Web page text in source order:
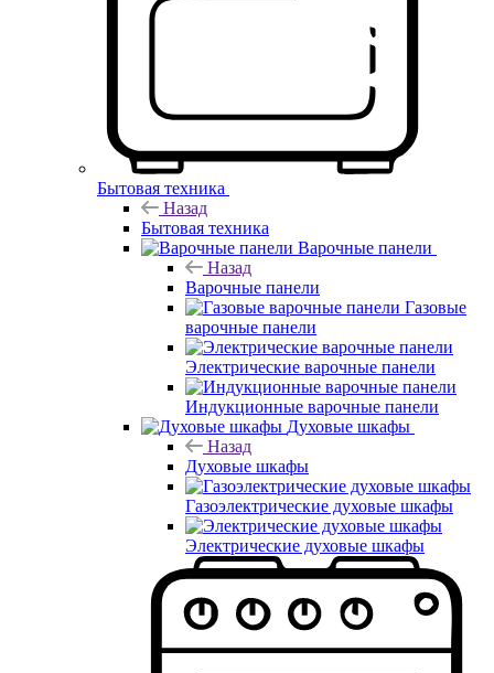
Бытовая техника
Назад
Бытовая техника
Варочные панели
Назад
Варочные панели
Газовые
варочные панели
Электрические варочные панели
Индукционные варочные панели
Духовые шкафы
Назад
Духовые шкафы
Газоэлектрические духовые шкафы
Электрические духовые шкафы